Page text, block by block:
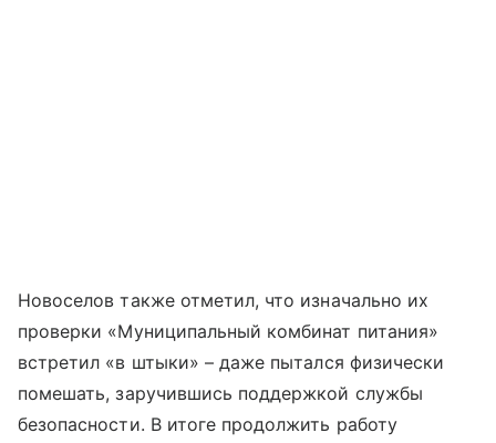
Новоселов также отметил, что изначально их
проверки «Муниципальный комбинат питания»
встретил «в штыки» –даже пытался физически
помешать, заручившись поддержкой службы
безопасности. В итоге продолжить работу